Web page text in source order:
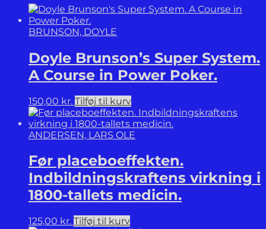
BRUNSON, DOYLE
Doyle Brunson’s Super System.
A Course in Power Poker.
150,00 kr. Tilføj til kurv
ANDERSEN, LARS OLE
Før placeboeffekten.
Indbildningskraftens virkning i
1800-tallets medicin.
125,00 kr. Tilføj til kurv